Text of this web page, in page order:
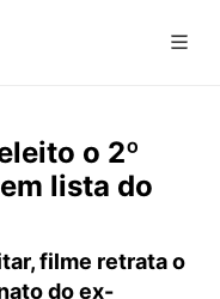
o 2º
lista do
filme retrata o
do ex-